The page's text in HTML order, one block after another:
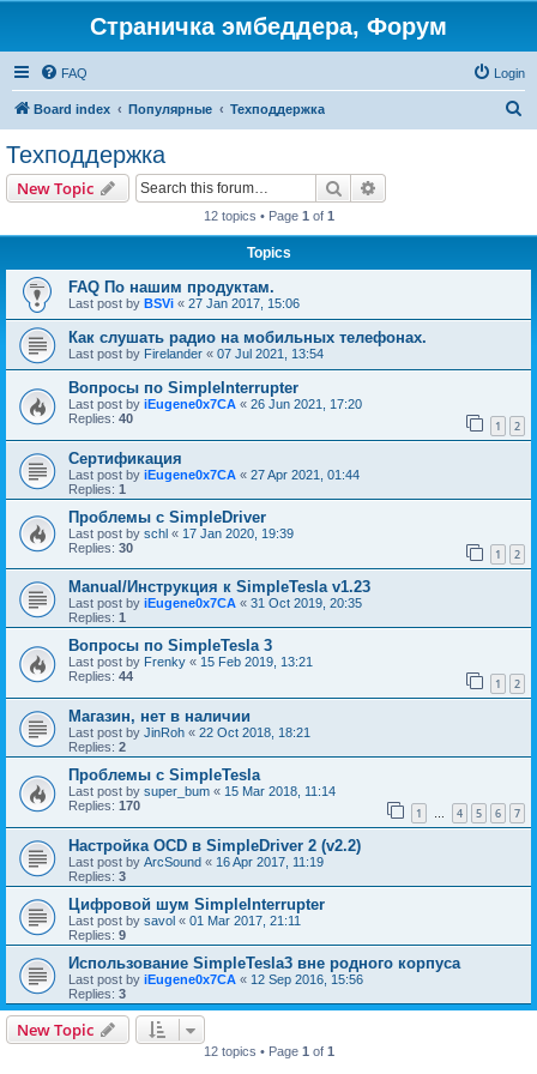
Страничка эмбеддера, Форум
FAQ Login
Board index Популярные Техподдержка
Техподдержка
New Topic Search
12 topics • Page 1 of 1
Topics
FAQ По нашим продуктам.
Last post by BSVi « 27 Jan 2017, 15:06
Как слушать радио на мобильных телефонах.
Last post by Firelander « 07 Jul 2021, 13:54
Вопросы по SimpleInterrupter
Last post by iEugene0x7CA « 26 Jun 2021, 17:20
Replies: 40 1 2
Сертификация
Last post by iEugene0x7CA « 27 Apr 2021, 01:44
Replies: 1
Проблемы с SimpleDriver
Last post by schl « 17 Jan 2020, 19:39
Replies: 30 1 2
Manual/Инструкция к SimpleTesla v1.23
Last post by iEugene0x7CA « 31 Oct 2019, 20:35
Replies: 1
Вопросы по SimpleTesla 3
Last post by Frenky « 15 Feb 2019, 13:21
Replies: 44 1 2
Магазин, нет в наличии
Last post by JinRoh « 22 Oct 2018, 18:21
Replies: 2
Проблемы с SimpleTesla
Last post by super_bum « 15 Mar 2018, 11:14
Replies: 170 1 … 4 5 6 7
Настройка OCD в SimpleDriver 2 (v2.2)
Last post by ArcSound « 16 Apr 2017, 11:19
Replies: 3
Цифровой шум SimpleInterrupter
Last post by savol « 01 Mar 2017, 21:11
Replies: 9
Использование SimpleTesla3 вне родного корпуса
Last post by iEugene0x7CA « 12 Sep 2016, 15:56
Replies: 3
New Topic
12 topics • Page 1 of 1